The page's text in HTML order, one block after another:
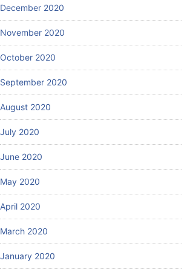
December 2020
November 2020
October 2020
September 2020
August 2020
July 2020
June 2020
May 2020
April 2020
March 2020
January 2020